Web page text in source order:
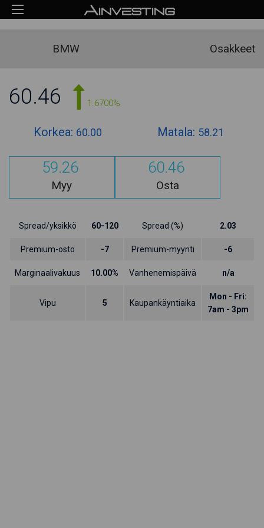
BMW Osakkeet
60.46 1.6700%
Korkea: 60.00 Matala: 58.21
59.26
Myy
60.46
Osta
Spread/yksikkö 60-120 Spread (%) 2.03
Premium-osto -7 Premium-myynti -6
Marginaalivakuus 10.00% Vanhenemispäivä n/a
Vipu 5 Kaupankäyntiaika
Mon - Fri:
7am - 3pm